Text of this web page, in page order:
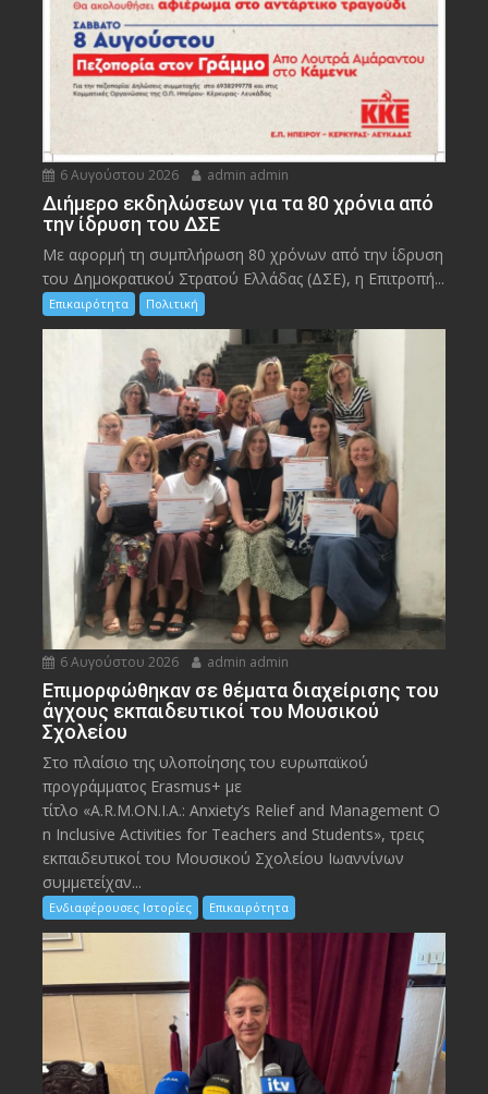
6 Αυγούστου 2026 admin admin
Διήμερο εκδηλώσεων για τα 80 χρόνια από
την ίδρυση του ΔΣΕ
Με αφορμή τη συμπλήρωση 80 χρόνων από την ίδρυση
του Δημοκρατικού Στρατού Ελλάδας (ΔΣΕ), η Επιτροπή...
Επικαιρότητα Πολιτική
6 Αυγούστου 2026 admin admin
Eπιμορφώθηκαν σε θέματα διαχείρισης του
άγχους εκπαιδευτικοί του Μουσικού
Σχολείου
Στο πλαίσιο της υλοποίησης του ευρωπαϊκού
προγράμματος Erasmus+ με
τίτλο «A.R.M.ON.I.A.: Anxiety’s Relief and Management O
n Inclusive Activities for Teachers and Students», τρεις
εκπαιδευτικοί του Μουσικού Σχολείου Ιωαννίνων
συμμετείχαν...
Ενδιαφέρουσες Ιστορίες Επικαιρότητα